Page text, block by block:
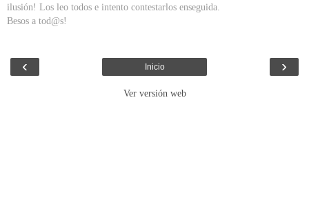
ilusión! Los leo todos e intento contestarlos enseguida.
Besos a tod@s!
‹ ›
Inicio
Ver versión web